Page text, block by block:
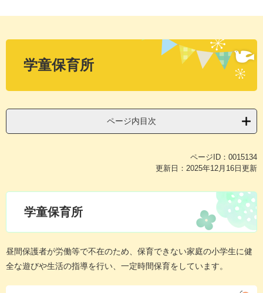
文
学童保育所
ページ内目次
ページID：0015134
更新日：2025年12月16日更新
学童保育所
昼間保護者が労働等で不在のため、保育できない家庭の小学生に健
全な遊びや生活の指導を行い、一定時間保育をしています。